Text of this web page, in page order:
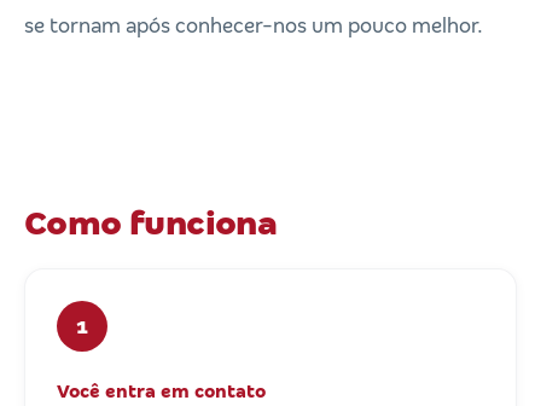
se tornam após conhecer-nos um pouco melhor.
Como funciona
1
Você entra em contato